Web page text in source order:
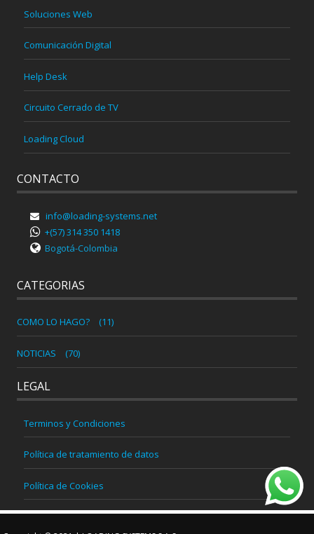
Soluciones Web
Comunicación Digital
Help Desk
Circuito Cerrado de TV
Loading Cloud
CONTACTO
info@loading-systems.net
+(57) 314 350 1418
Bogotá-Colombia
CATEGORIAS
COMO LO HAGO? (11)
NOTICIAS (70)
LEGAL
Terminos y Condiciones
Política de tratamiento de datos
Política de Cookies